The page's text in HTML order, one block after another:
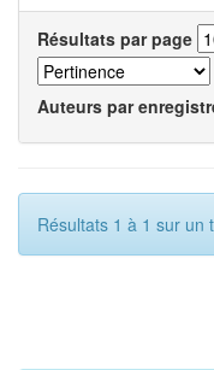
Résultats par page
Auteurs par
Résultats 1 à 1 sur un